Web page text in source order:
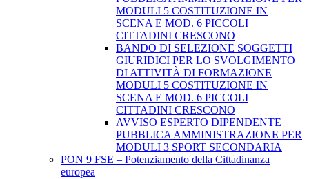
MODULI 5 COSTITUZIONE IN
SCENA E MOD. 6 PICCOLI
CITTADINI CRESCONO
BANDO DI SELEZIONE SOGGETTI
GIURIDICI PER LO SVOLGIMENTO
DI ATTIVITÀ DI FORMAZIONE
MODULI 5 COSTITUZIONE IN
SCENA E MOD. 6 PICCOLI
CITTADINI CRESCONO
AVVISO ESPERTO DIPENDENTE
PUBBLICA AMMINISTRAZIONE PER
MODULI 3 SPORT SECONDARIA
PON 9 FSE – Potenziamento della Cittadinanza
europea